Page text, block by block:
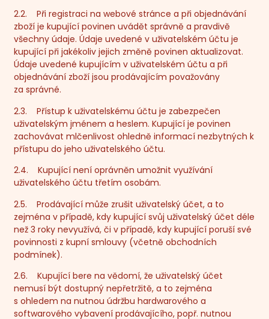
2.2. Při registraci na webové stránce a při objednávání
zboží je kupující povinen uvádět správně a pravdivě
všechny údaje. Údaje uvedené v uživatelském účtu je
kupující při jakékoliv jejich změně povinen aktualizovat.
Údaje uvedené kupujícím v uživatelském účtu a při
objednávání zboží jsou prodávajícím považovány
za správné.
2.3. Přístup k uživatelskému účtu je zabezpečen
uživatelským jménem a heslem. Kupující je povinen
zachovávat mlčenlivost ohledně informací nezbytných k
přístupu do jeho uživatelského účtu.
2.4. Kupující není oprávněn umožnit využívání
uživatelského účtu třetím osobám.
2.5. Prodávající může zrušit uživatelský účet, a to
zejména v případě, kdy kupující svůj uživatelský účet déle
než 3 roky nevyužívá, či v případě, kdy kupující poruší své
povinnosti z kupní smlouvy (včetně obchodních
podmínek).
2.6. Kupující bere na vědomí, že uživatelský účet
nemusí být dostupný nepřetržitě, a to zejména
s ohledem na nutnou údržbu hardwarového a
softwarového vybavení prodávajícího, popř. nutnou